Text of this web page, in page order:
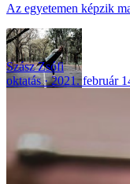
Az egyetemen képzik
Szász Zsófi
oktatás
2021. február